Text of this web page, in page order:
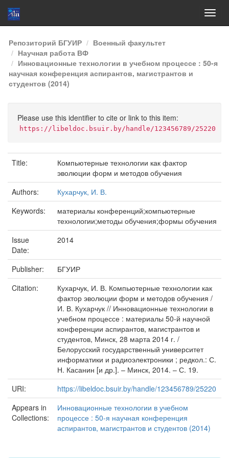
Skip
navigation
Репозиторий БГУИР
Военный факультет
Научная работа ВФ
Инновационные технологии в учебном процессе : 50-я
научная конференция аспирантов, магистрантов и
студентов (2014)
Please use this identifier to cite or link to this item:
https://libeldoc.bsuir.by/handle/123456789/25220
Title:
Компьютерные технологии как фактор
эволюции форм и методов обучения
Authors:
Кухарчук, И. В.
Keywords:
материалы конференций;компьютерные
технологии;методы обучения;формы обучения
Issue
Date:
2014
Publisher:
БГУИР
Citation:
Кухарчук, И. В. Компьютерные технологии как
фактор эволюции форм и методов обучения /
И. В. Кухарчук // Инновационные технологии в
учебном процессе : материалы 50-й научной
конференции аспирантов, магистрантов и
студентов, Минск, 28 марта 2014 г. /
Белорусский государственный университет
информатики и радиоэлектроники ; редкол.: С.
Н. Касанин [и др.]. – Минск, 2014. – С. 19.
URI:
https://libeldoc.bsuir.by/handle/123456789/25220
Appears in
Collections:
Инновационные технологии в учебном
процессе : 50-я научная конференция
аспирантов, магистрантов и студентов (2014)